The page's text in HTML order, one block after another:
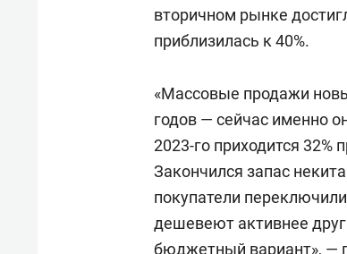
вторичном рынке
приблизилась к 40%.
«Массовые продажи
годов — сейчас именно
2023-го приходится
Закончился запас
покупатели
дешевеют активнее
бюджетный вариант», —